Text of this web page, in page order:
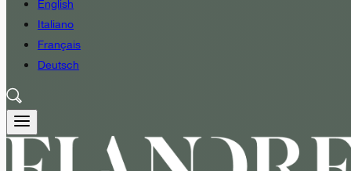
English
Italiano
Français
Deutsch